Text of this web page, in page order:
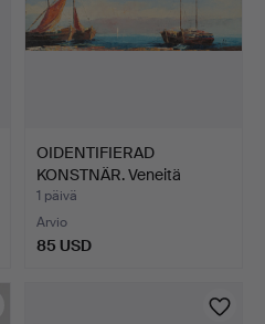
OIDENTIFIERAD
KONSTNÄR. Veneitä
rannalla, …
1 päivä
Arvio
85 USD